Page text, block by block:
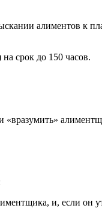
алиментов к
срок до 150 часов.
и, если он